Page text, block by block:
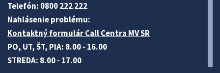
Telefón: 0800 222 222
Nahlásenie problému:
Kontaktný formulár Call Centra MV SR
PO, UT, ŠT, PIA: 8.00 - 16.00
STREDA: 8.00 - 17.00